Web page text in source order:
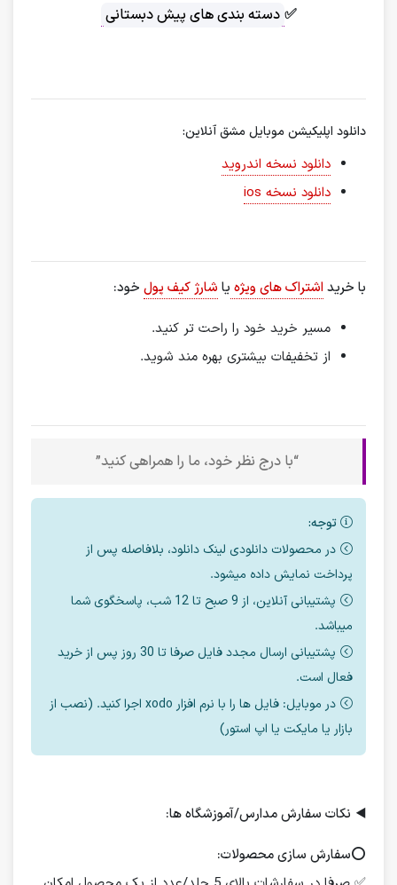
✅ دسته بندی های پیش دبستانی
دانلود اپلیکیشن موبایل مشق آنلاین:
دانلود نسخه اندروید
دانلود نسخه ios
با خرید اشتراک های ویژه یا شارژ کیف پول خود:
مسیر خرید خود را راحت تر کنید.
از تخفیفات بیشتری بهره مند شوید.
“با درج نظر خود، ما را همراهی کنید”
توجه:
در محصولات دانلودی لینک دانلود، بلافاصله پس از
پرداخت نمایش داده میشود.
پشتیبانی آنلاین، از 9 صبح تا 12 شب، پاسخگوی شما
میباشد.
پشتیبانی ارسال مجدد فایل صرفا تا 30 روز پس از خرید
فعال است.
در موبایل: فایل ها را با نرم افزار xodo اجرا کنید. (نصب از
بازار یا مایکت یا اپ استور)
◀️ نکات سفارش مدارس/آموزشگاه ها:
⭕️سفارش سازی محصولات: